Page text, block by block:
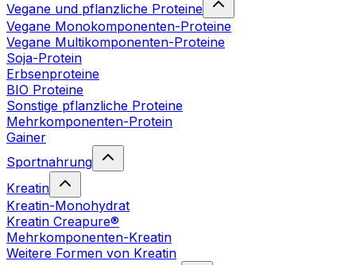
Vegane und pflanzliche Proteine
Vegane Monokomponenten-Proteine
Vegane Multikomponenten-Proteine
Soja-Protein
Erbsenproteine
BIO Proteine
Sonstige pflanzliche Proteine
Mehrkomponenten-Protein
Gainer
Sportnahrung
Kreatin
Kreatin-Monohydrat
Kreatin Creapure®
Mehrkomponenten-Kreatin
Weitere Formen von Kreatin